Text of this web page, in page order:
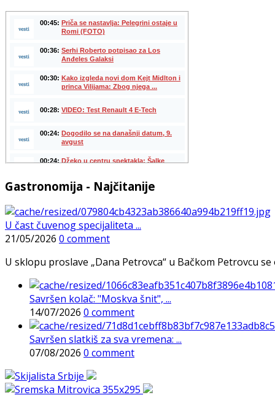
Gastronomija - Najčitanije
U čast čuvenog specijaliteta ...
21/05/2026 0 comment
U sklopu proslave „Dana Petrovca“ u Bačkom Petrovcu
Savršen kolač: "Moskva šnit", ...
14/07/2026 0 comment
Savršen slatkiš za sva vremena: ...
07/08/2026 0 comment